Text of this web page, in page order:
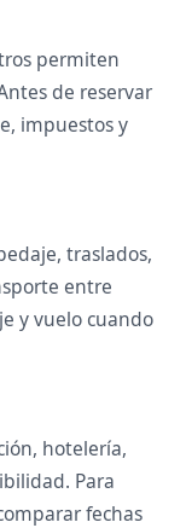
permiten
de reservar
impuestos y
traslados,
entre
y vuelo cuando
hotelería,
Para
fechas